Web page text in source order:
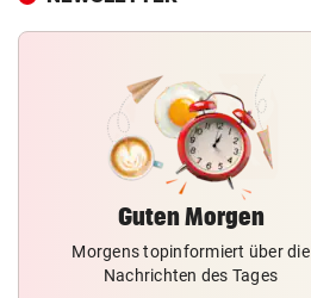
Guten Morgen
Morgens topinformiert über die
Nachrichten des Tages